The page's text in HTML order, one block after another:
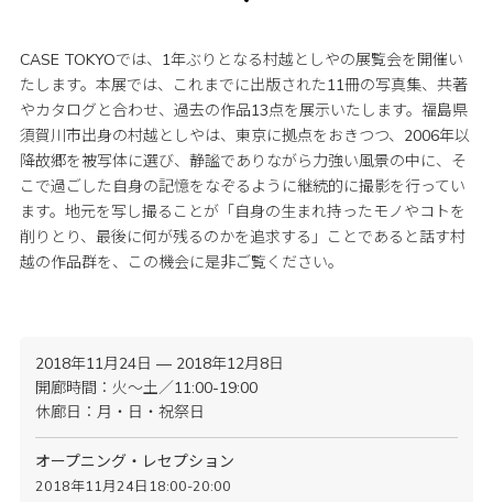
CASE TOKYOでは、1年ぶりとなる村越としやの展覧会を開催い
たします。本展では、これまでに出版された11冊の写真集、共著
やカタログと合わせ、過去の作品13点を展示いたします。福島県
須賀川市出身の村越としやは、東京に拠点をおきつつ、2006年以
降故郷を被写体に選び、静謐でありながら力強い風景の中に、そ
こで過ごした自身の記憶をなぞるように継続的に撮影を行ってい
ます。地元を写し撮ることが「自身の生まれ持ったモノやコトを
削りとり、最後に何が残るのかを追求する」ことであると話す村
越の作品群を、この機会に是非ご覧ください。
2018年11月24日 — 2018年12月8日
開廊時間：火〜土／11:00-19:00
休廊日：月・日・祝祭日
オープニング・レセプション
2018年11月24日18:00-20:00